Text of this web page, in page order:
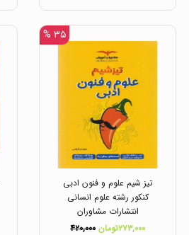
۳۵ %
تیز شیم علوم و فنون ادبی
کنکور رشته علوم انسانی
انتشارات مشاوران
۲۷۳,۰۰۰تومان
۴۲۰,۰۰۰